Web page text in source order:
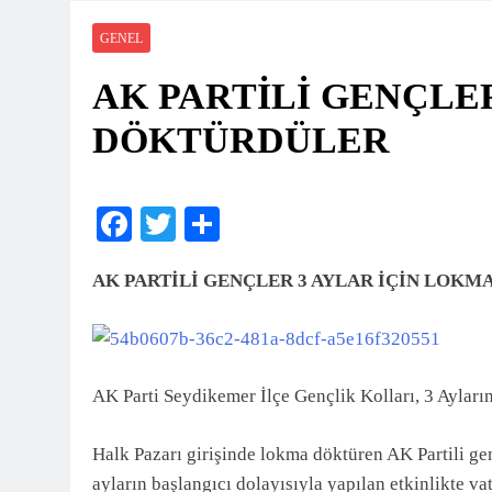
2 Ay Önce
Kayacık Bozalan
2 Ay Önce
Seydikemer’de
Muğla’da
GENEL
AK PARTİLİ
DÖKTÜRDÜLER
Facebook
Twitter
AK PARTİLİ GENÇLER 3 AYLAR İÇİN
AK Parti Seydikemer İlçe Gençlik Kolları, 3
Halk Pazarı girişinde lokma döktüren AK Partili
ayların başlangıcı dolayısıyla yapılan etkinlikte